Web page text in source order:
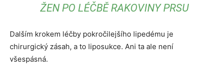
ŽEN PO LÉČBĚ RAKOVINY PRSU
Dalším krokem léčby pokročilejšího lipedému je
chirurgický zásah, a to liposukce. Ani ta ale není
všespásná.